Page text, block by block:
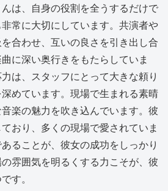
は、自身の役割を全うするだけで
常に大切にしています。共演者や
合わせ、互いの良さを引き出し合
に深い奥行きをもたらしていま
は、スタッフにとって大きな頼り
めています。現場で生まれる素晴
楽の魅力を吹き込んでいます。彼
おり、多くの現場で愛されていま
ることが、彼女の成功をしっかり
雰囲気を明るくする力こそが、彼
す。